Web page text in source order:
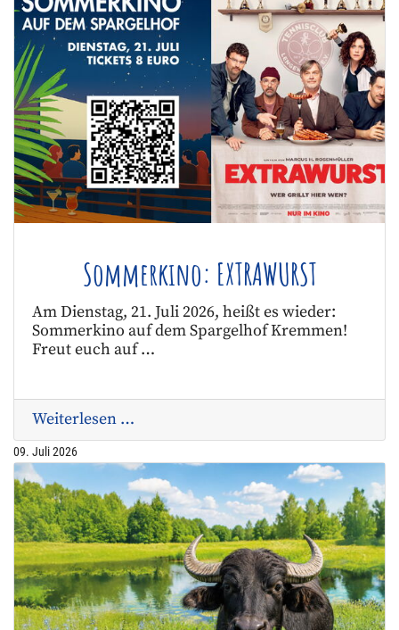
Sommerkino: EXTRAWURST
Am Dienstag, 21. Juli 2026, heißt es wieder:
Sommerkino auf dem Spargelhof Kremmen!
Freut euch auf …
Weiterlesen …
09. Juli 2026